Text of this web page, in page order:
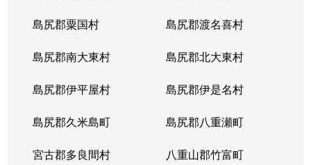
島尻郡粟国村 島尻郡渡名喜村
島尻郡南大東村 島尻郡北大東村
島尻郡伊平屋村 島尻郡伊是名村
島尻郡久米島町 島尻郡八重瀬町
宮古郡多良間村 八重山郡竹富町